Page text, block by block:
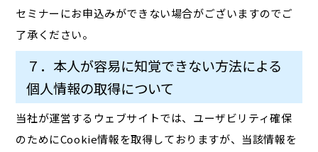
セミナーにお申込みができない場合がございますのでご
了承ください。
７．本人が容易に知覚できない方法による
個人情報の取得について
当社が運営するウェブサイトでは、ユーザビリティ確保
のためにCookie情報を取得しておりますが、当該情報を